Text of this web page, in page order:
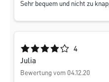
Sehr bequem und nicht zu
Durchschnittliche4
Julia
Bewertung vom 04.12.20